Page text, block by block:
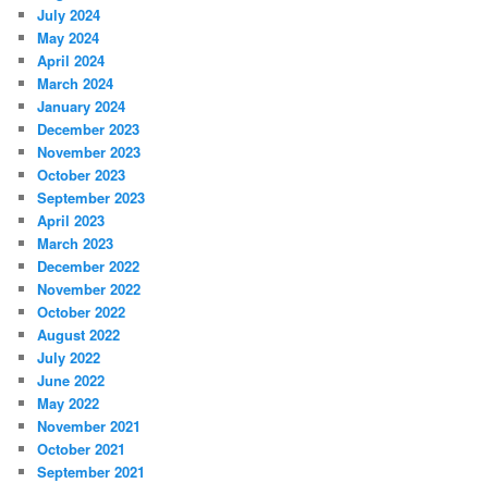
July 2024
May 2024
April 2024
March 2024
January 2024
December 2023
November 2023
October 2023
September 2023
April 2023
March 2023
December 2022
November 2022
October 2022
August 2022
July 2022
June 2022
May 2022
November 2021
October 2021
September 2021